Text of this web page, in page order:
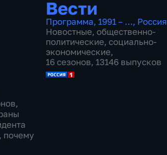
почему
Вести
Программа, 1991 – …, Россия
Новостные, общественно-
политические, социально-
экономические,
16 сезонов, 13146 выпусков